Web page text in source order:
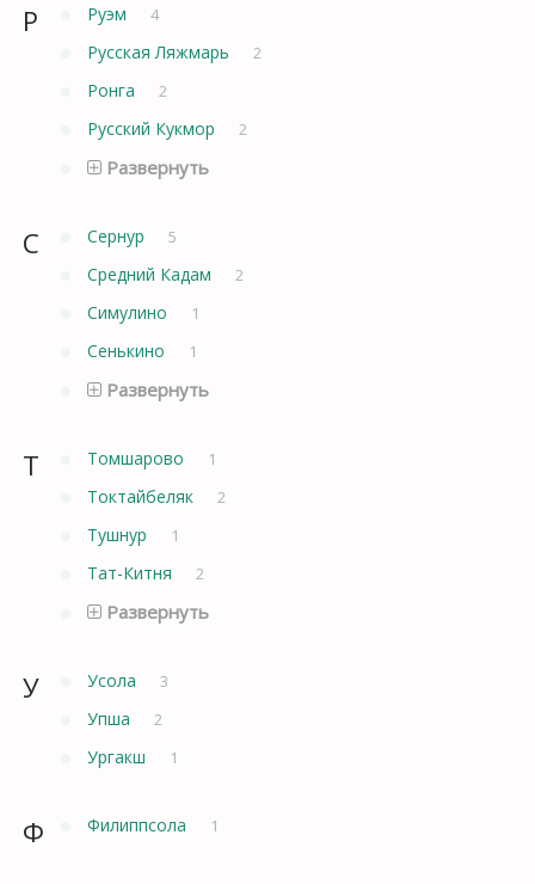
Р Руэм 4
Русская Ляжмарь 2
Ронга 2
Русский Кукмор 2
Развернуть
С Сернур 5
Средний Кадам 2
Симулино 1
Сенькино 1
Развернуть
Т Томшарово 1
Токтайбеляк 2
Тушнур 1
Тат-Китня 2
Развернуть
У Усола 3
Упша 2
Ургакш 1
Ф Филиппсола 1